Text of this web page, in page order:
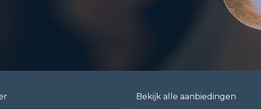
Bekijk alle aanbiedingen